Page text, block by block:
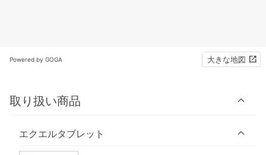
Powered by GOGA 大きな地図
取り扱い商品
エクエルタブレット